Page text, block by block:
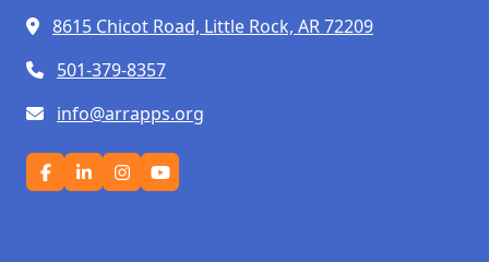
8615 Chicot Road, Little Rock, AR 72209
501-379-8357
info@arrapps.org